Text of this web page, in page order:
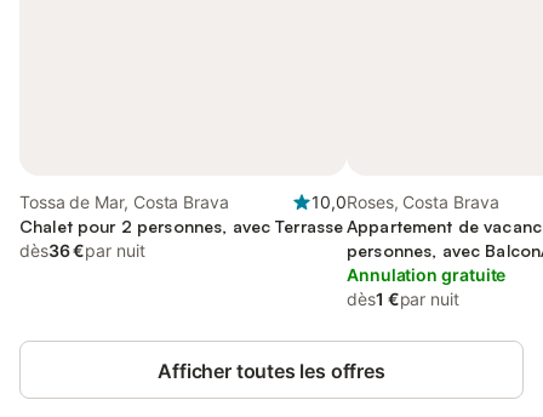
Tossa de Mar, Costa Brava
10,0
Chalet pour 2 personnes, avec Terrasse
dès36 €par nuit
Roses, Costa Brava
Appartement de
personnes, avec
Annulation gratuite
dès1 €par nuit
Afficher toutes les offres